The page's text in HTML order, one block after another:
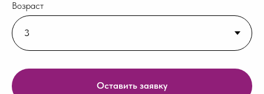
Возраст
Оставить заявку